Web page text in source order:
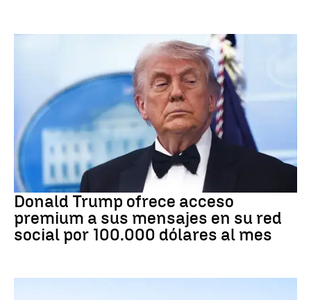
DONALD TRUMP
Donald Trump ofrece acceso
premium a sus mensajes en su red
social por 100.000 dólares al mes